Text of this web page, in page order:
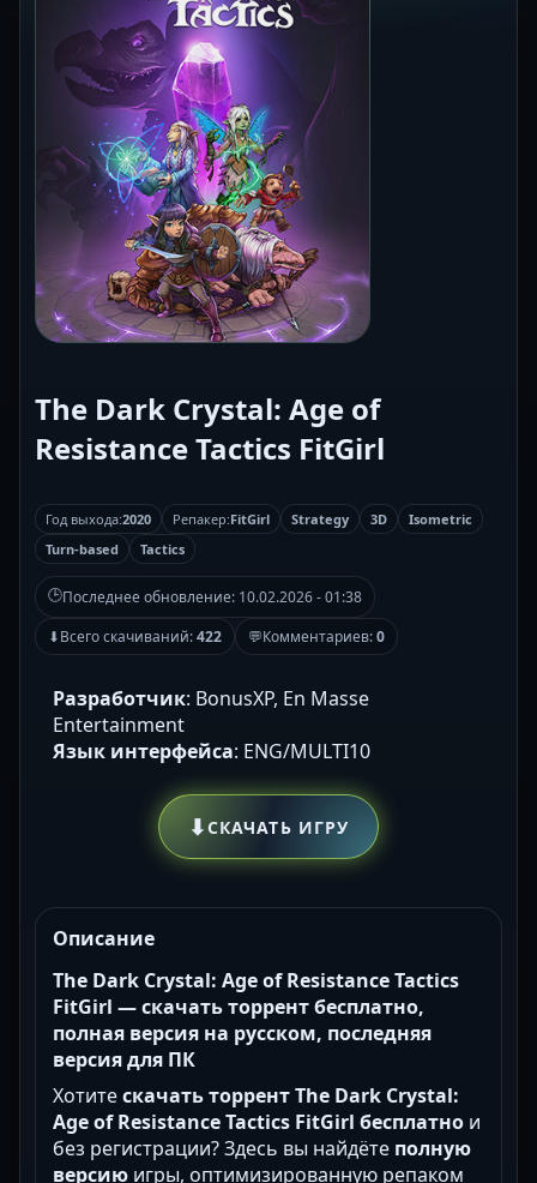
The Dark Crystal: Age of
Resistance Tactics FitGirl
Год выхода:2020 Репакер:FitGirl Strategy 3D
Isometric
Turn-based
Tactics
🕒Последнее обновление: 10.02.2026 - 01:38
⬇Всего скачиваний:422 💬Комментариев:0
Разработчик: BonusXP, En Masse
Entertainment
Язык интерфейса: ENG/MULTI10
⬇СКАЧАТЬ ИГРУ
Описание
The Dark Crystal: Age of Resistance Tactics
FitGirl —скачать торрентбесплатно,
полная версия на русском, последняя
версия для ПК
Хотитескачать торрентThe Dark Crystal:
Age of Resistance Tactics FitGirl бесплатно и
без регистрации? Здесь вы найдёте полную
версию игры, оптимизированную репаком